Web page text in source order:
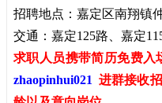
招聘地点：嘉定区南翔镇
交通：嘉定125路、嘉定
求职人员携带简历免费入
zhaopinhui021 进群接收